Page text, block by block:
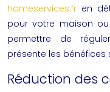
homeservices.fr en
pour votre maison
permettre de
présente les bénéfices
Réduction des